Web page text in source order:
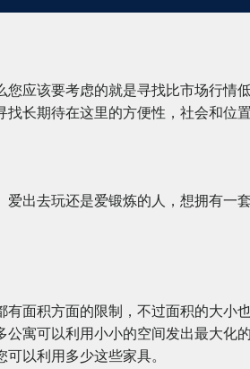
应该要考虑的就是寻找比市场行情
长期待在这里的方便性，社会和位置
出去玩还是爱锻炼的人，想拥有一
面积方面的限制，不过面积的大小
寓可以利用小小的空间发出最大化
以利用多少这些家具。